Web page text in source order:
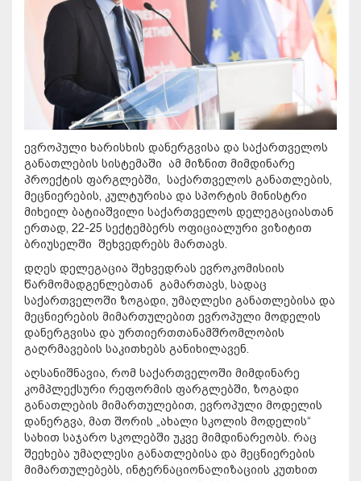
ევროპული ხარისხის დანერგვისა და საქართველოს
განათლების სისტემაში ამ მიზნით მიმდინარე
პროექტის ფარგლებში, საქართველოს განათლების,
მეცნიერების, კულტურისა და სპორტის მინისტრი
მიხეილ ბატიაშვილი საქართველოს დელეგაციასთან
ერთად, 22-25 სექტემბერს ოფიციალური ვიზიტით
ბრიუსელში შეხვედრებს მართავს.
დღეს დელეგაცია შეხვედრას ევროკომისიის
წარმომადგენლებთან გამართავს, სადაც
საქართველოში ზოგადი, უმაღლესი განათლებისა და
მეცნიერების მიმართულებით ევროპული მოდელის
დანერგვისა და ურთიერთთანამშრომლობის
გაღრმავების საკითხებს განიხილავენ.
აღსანიშნავია, რომ საქართველოში მიმდინარე
კომპლექსური რეფორმის ფარგლებში, ზოგადი
განათლების მიმართულებით, ევროპული მოდელის
დანერგვა, მათ შორის „ახალი სკოლის მოდელის“
სახით საჯარო სკოლებში უკვე მიმდინარეობს. რაც
შეეხება უმაღლესი განათლებისა და მეცნიერების
მიმართულებებს, ინტერნაციონალიზაციის კუთხით